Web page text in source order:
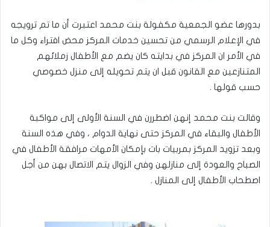
بدورها عضو الجمعية مكفولة بنت محمد اعتبرت أن ما تم ترويجه
في الإعلام الرسمي من تحسين خدمات المركز محض افتراء وكل ما
في الأمر ان المركز في بدايته كان يضم مع الأطفال زملائهم
المتنازعين مع القانون قبل ان يتم تحويله إلى منزل خصوصي
حسب قولها .
وقالت بنت محمد إنهن اضطررن في السنة الأولى إلى مواكبة
الأطفال والبقاء في المركز حتى نهاية الدوام ، وفي هذه السنة
وبعد تزويد المركز بمربيات بات بإمكان الأمهات مرافقة الأطفال في
الصباح والعودة إلى منازلهن وفي الزوال يتم الاتصال بهن من أجل
اصطحاب الأطفال إلى المنازل .